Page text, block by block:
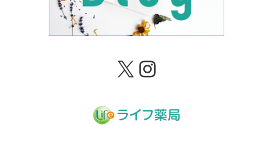
X Instagram